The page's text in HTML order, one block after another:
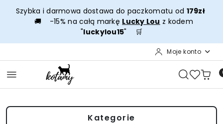
Przejdź do treści głównej
Przejdź do wyszukiwarki
Przejdź do moje konto
Przejdź do menu głównego
Przejdź do stopki
Szybka i darmowa dostawa do paczkomatu od 179zł
🚚 -15% na całą markę Lucky Lou z kodem
"luckylou15" 🛒
Moje konto
Kategorie